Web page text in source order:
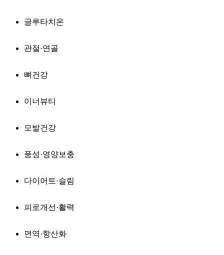
글루타치온
관절·연골
뼈건강
이너뷰티
모발건강
풍성·영양보충
다이어트·슬림
피로개선·활력
면역·항산화